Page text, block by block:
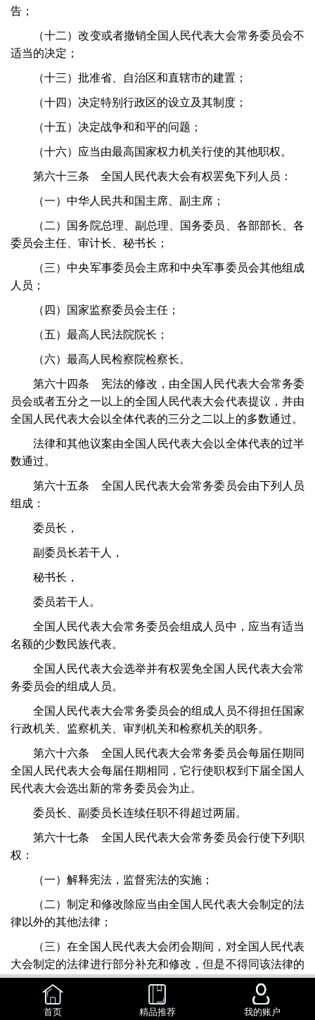
告；
（十二）改变或者撤销全国人民代表大会常务委员会不
适当的决定；
（十三）批准省、自治区和直辖市的建置；
（十四）决定特别行政区的设立及其制度；
（十五）决定战争和和平的问题；
（十六）应当由最高国家权力机关行使的其他职权。
第六十三条 全国人民代表大会有权罢免下列人员：
（一）中华人民共和国主席、副主席；
（二）国务院总理、副总理、国务委员、各部部长、各
委员会主任、审计长、秘书长；
（三）中央军事委员会主席和中央军事委员会其他组成
人员；
（四）国家监察委员会主任；
（五）最高人民法院院长；
（六）最高人民检察院检察长。
第六十四条 宪法的修改，由全国人民代表大会常务委
员会或者五分之一以上的全国人民代表大会代表提议，并由
全国人民代表大会以全体代表的三分之二以上的多数通过。
法律和其他议案由全国人民代表大会以全体代表的过半
数通过。
第六十五条 全国人民代表大会常务委员会由下列人员
组成：
委员长，
副委员长若干人，
秘书长，
委员若干人。
全国人民代表大会常务委员会组成人员中，应当有适当
名额的少数民族代表。
全国人民代表大会选举并有权罢免全国人民代表大会常
务委员会的组成人员。
全国人民代表大会常务委员会的组成人员不得担任国家
行政机关、监察机关、审判机关和检察机关的职务。
第六十六条 全国人民代表大会常务委员会每届任期同
全国人民代表大会每届任期相同，它行使职权到下届全国人
民代表大会选出新的常务委员会为止。
委员长、副委员长连续任职不得超过两届。
第六十七条 全国人民代表大会常务委员会行使下列职
权：
（一）解释宪法，监督宪法的实施；
（二）制定和修改除应当由全国人民代表大会制定的法
律以外的其他法律；
（三）在全国人民代表大会闭会期间，对全国人民代表
大会制定的法律进行部分补充和修改，但是不得同该法律的
基本原则相抵触；
（四）解释法律；
首页 精品推荐 我的账户